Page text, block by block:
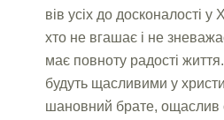
вів усіх до досконалості у
хто не вгашає і не
має повноту радості
будуть щасливими у
шановний брате, ощаслив